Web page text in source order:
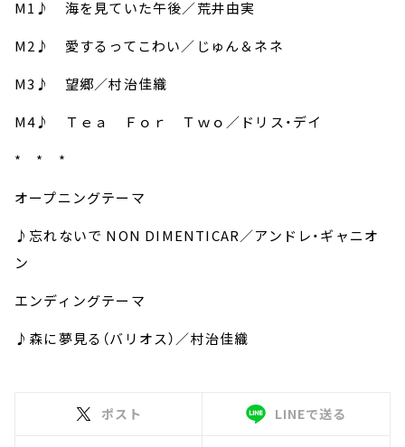
M1♪ 海を見ていた午後／荒井由実
M2♪ 愛するってこわい／じゅん＆ネネ
M3♪ 望郷／村治佳織
M4♪ Ｔｅａ Ｆｏｒ Ｔｗｏ／ドリス・デイ
* * *
オープニングテーマ
♪忘れないで NON DIMENTICAR／アンドレ・ギャニオ
ン
エンディングテーマ
♪森に夢見る（バリオス）／村治佳織
ポスト LINEで送る